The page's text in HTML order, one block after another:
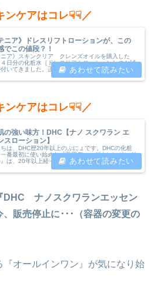
ンケアはコレ☟☟／
ニア》ドレスリフトローションが、この
でこの値段？！
ニア》スキンクリア クレンズオイルを購入した
日分の化粧水［ドレスリフトローション］のお試
付いてきました。正直、化粧水は「試供品が付いて
ッキー♪」くらいな気持ちでした。実際に使ってみ
リぷにょなにコレ、しっとり...
ンケアはコレ☟☟／
の強い味方！DHC【ナノ スクワラン エ
スローション】
ちは、DHC歴20年以上のぷにょです。DHCの化粧
番最初に使い始めた『薬用ディープクレンジング
』は、20年以上経った今でもずーっと使い続けて
イテムです。たまに浮気して違うクレンジングオイ
たとしても、結局元の...
DHC ナノスクワランエッセン
販売停止に･･･（容器の変更の
オールインワン』が気になり始